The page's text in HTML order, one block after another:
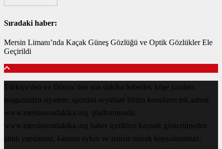
Sıradaki haber:
Mersin Limanı’nda Kaçak Güneş Gözlüğü ve Optik Gözlükler Ele
Geçirildi
Türkiye'den ve Dünya’dan son dakika haberler, köşe yazıları,
magazinden siyasete, spordan seyahate bütün konuların tek adresi
www.mersinsondakika.org platformunda;
www.mersinsondakika.org haber içerikleri kaynak gösterilmeden
alıntı yapılamaz, kanuna aykırı ve izinsiz olarak kopyalanamaz,